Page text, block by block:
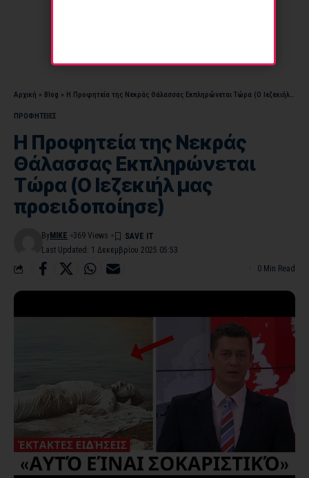
Αρχική » Blog » Η Προφητεία της Νεκράς Θάλασσας Εκπληρώνεται Τώρα (Ο Ιεζεκιήλ μας προειδοποίησε)
ΠΡΟΦΗΤΕΙΕΣ
Η Προφητεία της Νεκράς
Θάλασσας Εκπληρώνεται
Τώρα (Ο Ιεζεκιήλ μας
προειδοποίησε)
Last Updated: 1 Δεκεμβρίου 2025 05:53
By MIKE 369 Views
0 Min Read